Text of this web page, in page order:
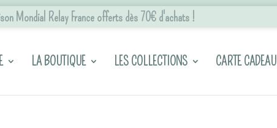
Mondial Relay France offerts dès 70€ d'achats !
LA BOUTIQUE LES COLLECTIONS CARTE CADEAU